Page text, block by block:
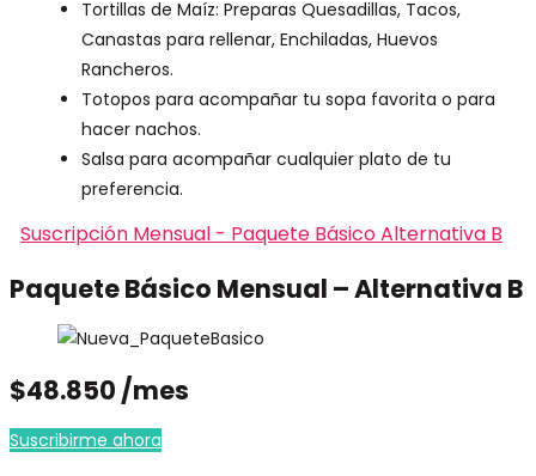
Tortillas de Maíz: Preparas Quesadillas, Tacos,
Canastas para rellenar, Enchiladas, Huevos
Rancheros.
Totopos para acompañar tu sopa favorita o para
hacer nachos.
Salsa para acompañar cualquier plato de tu
preferencia.
Suscripción Mensual - Paquete Básico Alternativa B
Paquete Básico Mensual – Alternativa B
$48.850 /mes
Suscribirme ahora